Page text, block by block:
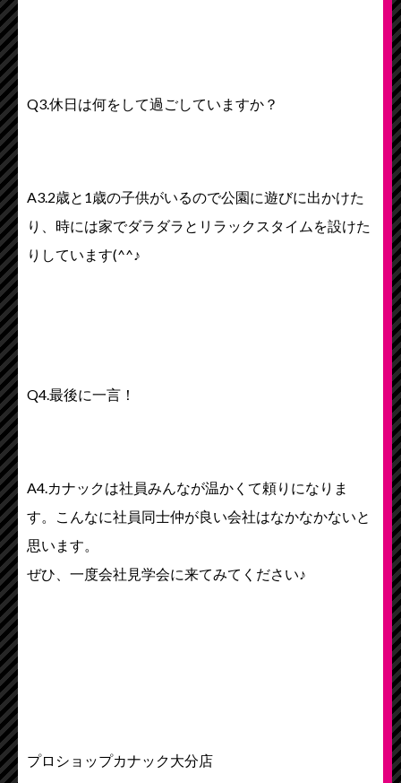
Q3.休日は何をして過ごしていますか？
A3.2歳と1歳の子供がいるので公園に遊びに出かけた
り、時には家でダラダラとリラックスタイムを設けた
りしています(^^♪
Q4.最後に一言！
A4.カナックは社員みんなが温かくて頼りになりま
す。こんなに社員同士仲が良い会社はなかなかないと
思います。
ぜひ、一度会社見学会に来てみてください♪
プロショップカナック大分店